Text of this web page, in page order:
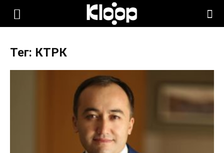
KLOOP.KG
Тег: КТРК